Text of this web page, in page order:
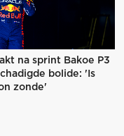
na sprint Bakoe P3
bolide: 'Is
zonde'